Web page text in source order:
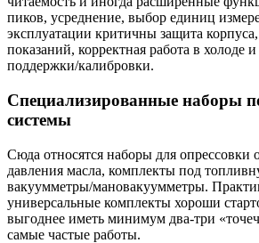
пиков, усреднение, выбор единиц
эксплуатации критичны защита корпуса,
показаний, корректная работа в холоде
поддержки/калибровки.
Специализированные наборы
системы
Сюда относятся наборы для опрессовки
давления масла, комплекты под
вакуумметры/мановакуумметры.
универсальные комплекты хороши
выгоднее иметь минимум два-три
самые частые работы.